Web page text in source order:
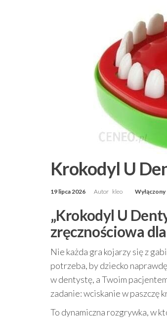
Krokodyl U
19 lipca 2026 Autor kleo Wyłączony
„Krokodyl U
zręcznościowa
Nie każda gra kojarzy się z
potrzeba, by dziecko
w dentystę, a Twoim
zadanie: wciskanie w paszczę
To dynamiczna rozgrywka, w